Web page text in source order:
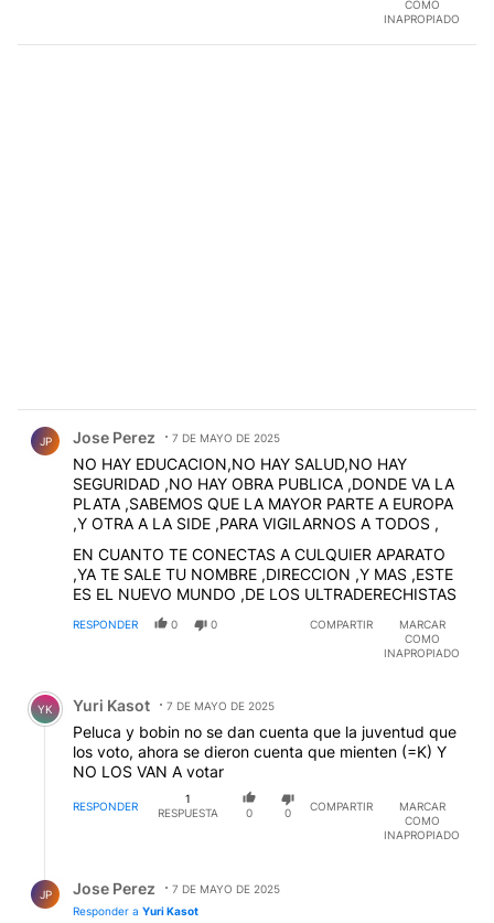
COMO
INAPROPIADO
JP Jose Perez 7 DE MAYO DE 2025
NO HAY EDUCACION,NO HAY SALUD,NO HAY
SEGURIDAD ,NO HAY OBRA PUBLICA ,DONDE VA LA
PLATA ,SABEMOS QUE LA MAYOR PARTE A EUROPA
,Y OTRA A LA SIDE ,PARA VIGILARNOS A TODOS ,
EN CUANTO TE CONECTAS A CULQUIER APARATO
,YA TE SALE TU NOMBRE ,DIRECCION ,Y MAS ,ESTE
ES EL NUEVO MUNDO ,DE LOS ULTRADERECHISTAS
RESPONDER 0 0 COMPARTIR
MARCAR
COMO
INAPROPIADO
Comentario de Yuri Kasot.
YK Yuri Kasot 7 DE MAYO DE 2025
Peluca y bobin no se dan cuenta que la juventud que
los voto, ahora se dieron cuenta que mienten (=K) Y
NO LOS VAN A votar
RESPONDER
1
RESPUESTA
0 0
COMPARTIR
MARCAR
COMO
INAPROPIADO
JP Jose Perez
7 DE MAYO DE 2025
Responder a Yuri Kasot